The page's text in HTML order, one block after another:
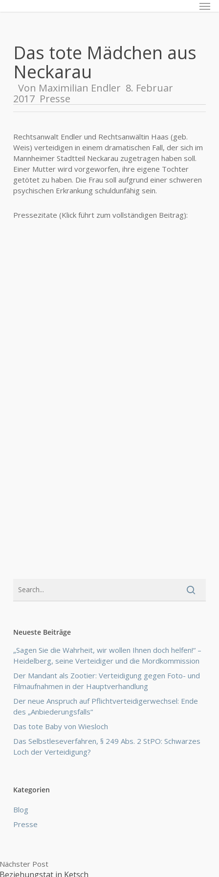
Das tote Mädchen aus
Neckarau
Von Maximilian Endler 8. Februar
2017 Presse
Rechtsanwalt Endler und Rechtsanwältin Haas (geb.
Weis) verteidigen in einem dramatischen Fall, der sich im
Mannheimer Stadtteil Neckarau zugetragen haben soll.
Einer Mutter wird vorgeworfen, ihre eigene Tochter
getötet zu haben. Die Frau soll aufgrund einer schweren
psychischen Erkrankung schuldunfähig sein.
Pressezitate (Klick führt zum vollständigen Beitrag):
Neueste Beiträge
„Sagen Sie die Wahrheit, wir wollen Ihnen doch helfen!“ –
Heidelberg, seine Verteidiger und die Mordkommission
Der Mandant als Zootier: Verteidigung gegen Foto- und
Filmaufnahmen in der Hauptverhandlung
Der neue Anspruch auf Pflichtverteidigerwechsel: Ende
des „Anbiederungsfalls“
Das tote Baby von Wiesloch
Das Selbstleseverfahren, § 249 Abs. 2 StPO: Schwarzes
Loch der Verteidigung?
Kategorien
Blog
Presse
Post
in Ketsch